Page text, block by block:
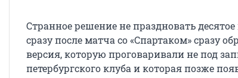
Странное решение не праздновать
сразу после матча со «Спартаком» сразу
версия, которую проговаривали не под
петербургского клуба и которая позже